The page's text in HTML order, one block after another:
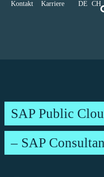
Kontakt Karriere DE CH
SAP Public
– SAP